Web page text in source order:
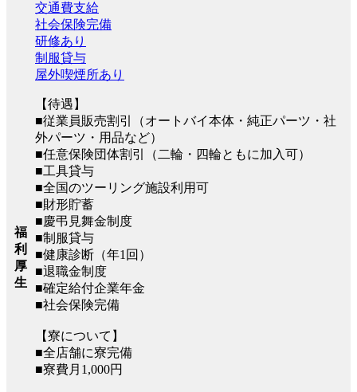
福
利
厚
生
交通費支給
社会保険完備
研修あり
制服貸与
屋外喫煙所あり
【待遇】
■従業員販売割引（オートバイ本体・純正パーツ・社
外パーツ・用品など）
■任意保険団体割引（二輪・四輪ともに加入可）
■工具貸与
■全国のツーリング施設利用可
■財形貯蓄
■慶弔見舞金制度
■制服貸与
■健康診断（年1回）
■退職金制度
■確定給付企業年金
■社会保険完備
【寮について】
■全店舗に寮完備
■寮費月1,000円